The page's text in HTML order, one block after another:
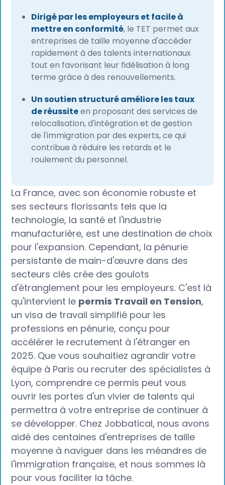
Dirigé par les employeurs et facile à
mettre en conformité, le TET permet aux
entreprises de taille moyenne d'accéder
rapidement à des talents internationaux
tout en favorisant leur fidélisation à long
terme grâce à des renouvellements.
Un soutien structuré améliore les taux
de réussiteen proposant des services de
relocalisation, d'intégration et de gestion
de l'immigration par des experts, ce qui
contribue à réduire les retards et le
roulement du personnel.
La France, avec son économie robuste et
ses secteurs florissants tels que la
technologie, la santé et l'industrie
manufacturière, est une destination de choix
pour l'expansion. Cependant, la pénurie
persistante de main-d'œuvre dans des
secteurs clés crée des goulots
d'étranglement pour les employeurs. C'est là
qu'intervient le permis Travail en Tension,
un visa de travail simplifié pour les
professions en pénurie, conçu pour
accélérer le recrutement à l'étranger en
2025. Que vous souhaitiez agrandir votre
équipe à Paris ou recruter des spécialistes à
Lyon, comprendre ce permis peut vous
ouvrir les portes d'un vivier de talents qui
permettra à votre entreprise de continuer à
se développer. Chez Jobbatical, nous avons
aidé des centaines d'entreprises de taille
moyenne à naviguer dans les méandres de
l'immigration française, et nous sommes là
pour vous faciliter la tâche.